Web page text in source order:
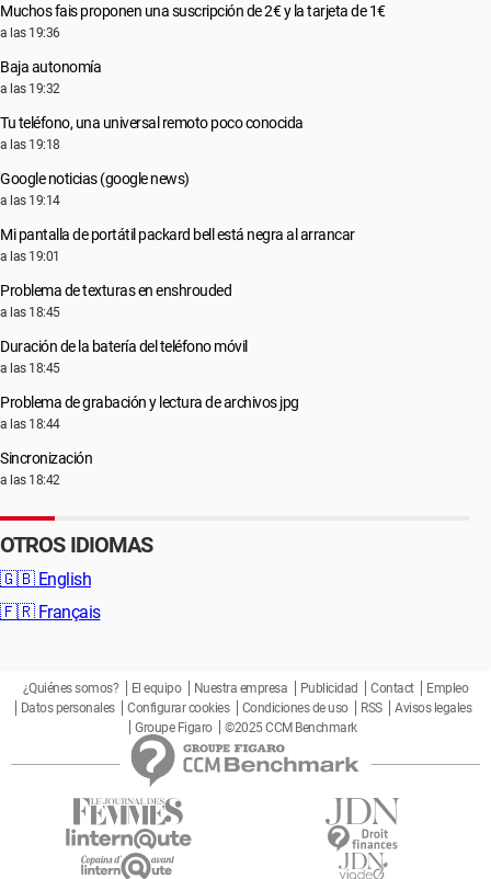
Muchos fais proponen una suscripción de 2€ y la tarjeta de 1€
a las 19:36
Baja autonomía
a las 19:32
Tu teléfono, una universal remoto poco conocida
a las 19:18
Google noticias (google news)
a las 19:14
Mi pantalla de portátil packard bell está negra al arrancar
a las 19:01
Problema de texturas en enshrouded
a las 18:45
Duración de la batería del teléfono móvil
a las 18:45
Problema de grabación y lectura de archivos jpg
a las 18:44
Sincronización
a las 18:42
OTROS IDIOMAS
🇬🇧 English
🇫🇷 Français
¿Quiénes somos? El equipo Nuestra empresa Publicidad Contact
Empleo
Datos personales
Configurar cookies Condiciones de uso RSS
Avisos legales
Groupe Figaro
©2025 CCM Benchmark